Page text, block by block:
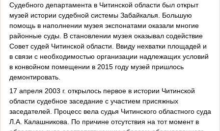
Судебного департамента в Читинской области был открыт
музей истории судебной системы Забайкалья. Большую
помощь в наполнении музея экспонатами оказали многие
районные суды. В становлении музея оказывал содействие
Совет судей Читинской области. Ввиду нехватки площадей и
в связи с необходимостью организации надлежащих условий
в конвойном помещении в 2015 году музей пришлось
демонтировать.
17 апреля 2003 г. открылось первое в истории Читинской
области судебное заседание с участием присяжных
заседателей. Процесс вела судья Читинского областного суда
Л.А. Калашникова. По причине отсутствия на тот момент в